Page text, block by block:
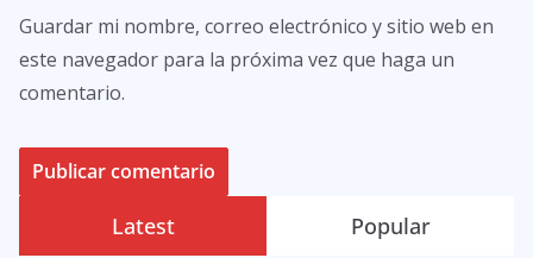
Guardar mi nombre, correo electrónico y sitio web en
este navegador para la próxima vez que haga un
comentario.
Latest Popular